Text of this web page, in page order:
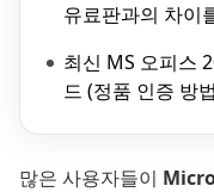
유료판과의 차이
최신 MS 오피스
드 (정품 인증 방
많은 사용자들이